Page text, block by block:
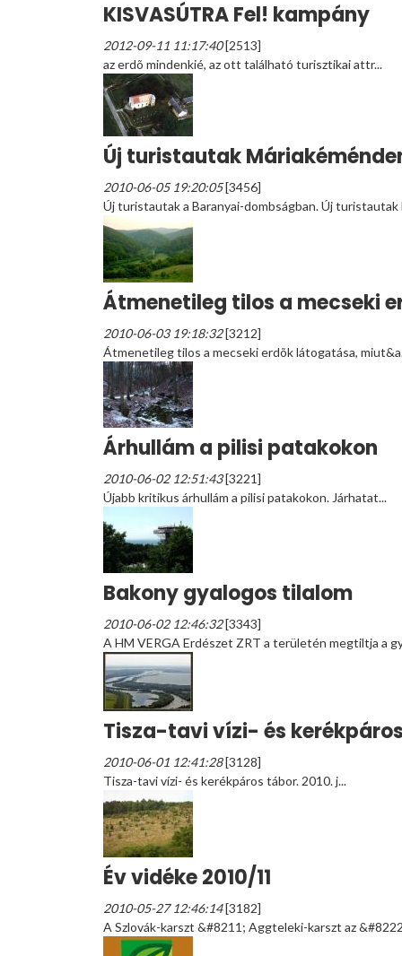
KISVASÚTRA Fel! kampány
2012-09-11 11:17:40[2513]
az erdõ mindenkié, az ott található turisztikai attr...
Új turistautak
2010-06-05 19:20:05[3456]
Új turistautak a Baranyai-dombságban. Új turistautak
Átmenetileg tilos a mecseki
2010-06-03 19:18:32[3212]
Átmenetileg tilos a mecseki erdõk látogatása,
Árhullám a pilisi patakokon
2010-06-02 12:51:43[3221]
Újabb kritikus árhullám a pilisi patakokon. Járhatat...
Bakony gyalogos tilalom
2010-06-02 12:46:32[3343]
A HM VERGA Erdészet ZRT a területén megtiltja a
Tisza-tavi vízi- és
2010-06-01 12:41:28[3128]
Tisza-tavi vízi- és kerékpáros tábor. 2010. j...
Év vidéke 2010/11
2010-05-27 12:46:14[3182]
A Szlovák-karszt &#8211; Aggteleki-karszt az